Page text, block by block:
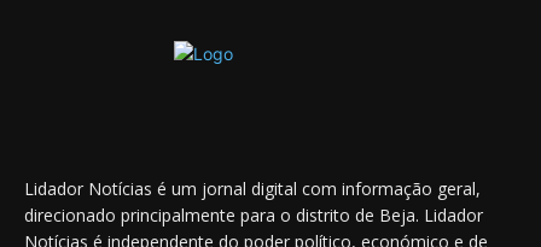
Lidador Notícias é um jornal digital com informação geral,
direcionado principalmente para o distrito de Beja. Lidador
Notícias é independente do poder político, económico e de